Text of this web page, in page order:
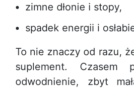
zimne dłonie i stopy,
spadek energii i
To nie znaczy od razu,
suplement. Czasem
odwodnienie, zbyt